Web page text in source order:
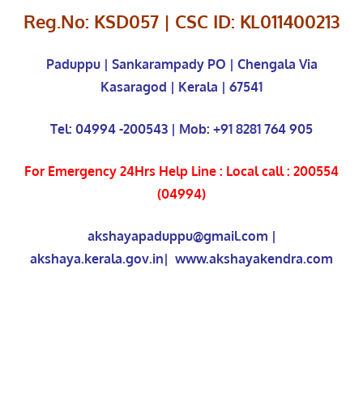
Reg.No: KSD057 | CSC ID: KL011400213
Paduppu | Sankarampady PO | Chengala Via
Kasaragod | Kerala | 67541
Tel: 04994 -200543 | Mob: +91 8281 764 905
For Emergency 24Hrs Help Line : Local call : 200554
(04994)
akshayapaduppu@gmail.com |
akshaya.kerala.gov.in| www.akshayakendra.com